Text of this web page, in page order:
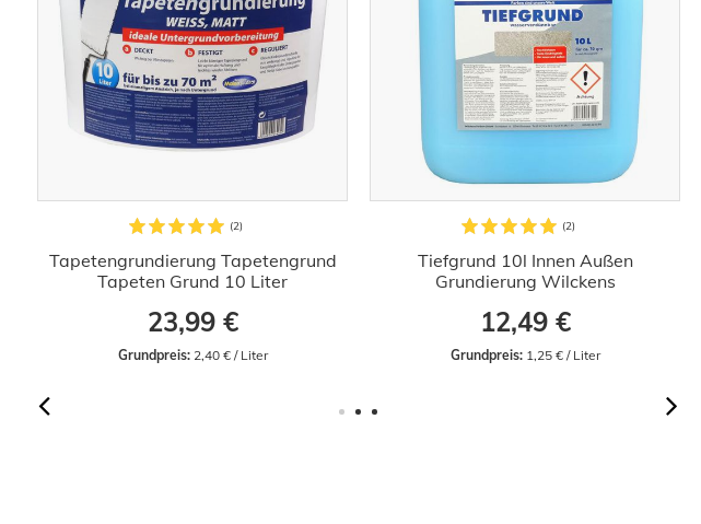
Tapetengrundierung Tapetengrund
Tapeten Grund 10 Liter
23,99 €
Grundpreis: 2,40 € / Liter
Tiefgrund 10l Innen Außen
Grundierung Wilckens
12,49 €
Grundpreis: 1,25 € / Liter